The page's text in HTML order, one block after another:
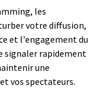
les
votre diffusion,
et l'engagement du
signaler rapidement
une
vos spectateurs.